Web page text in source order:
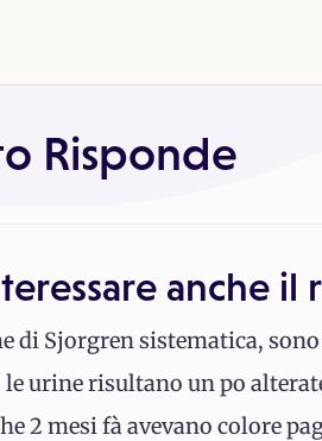
Risponde
anche il
Sjorgren sistematica,
urine risultano un po
2 mesi fà avevano colore